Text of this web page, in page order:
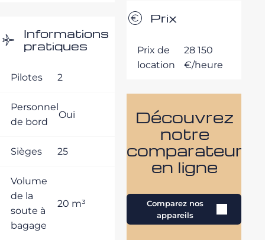
Informations
pratiques
Pilotes 2
Personnel
de bord
Oui
Sièges 25
Volume
de la
soute à
bagage
20 m³
Prix
Prix de
location
28 150
€/heure
Découvrez
notre
comparateur
en ligne
Comparez nos
appareils